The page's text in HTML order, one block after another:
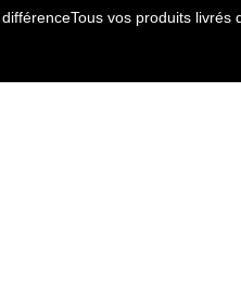
:Pas de durée limitée
Tous vos produits livrés